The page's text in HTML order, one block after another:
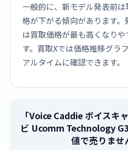
一般的に、新モデル発表前
格が下がる傾向があります
は買取価格が最も高くなり
す。買取Xでは価格推移グラ
アルタイムに確認できます。
「Voice Caddie ボイスキ
ビ Ucomm Technology
値で売りませ